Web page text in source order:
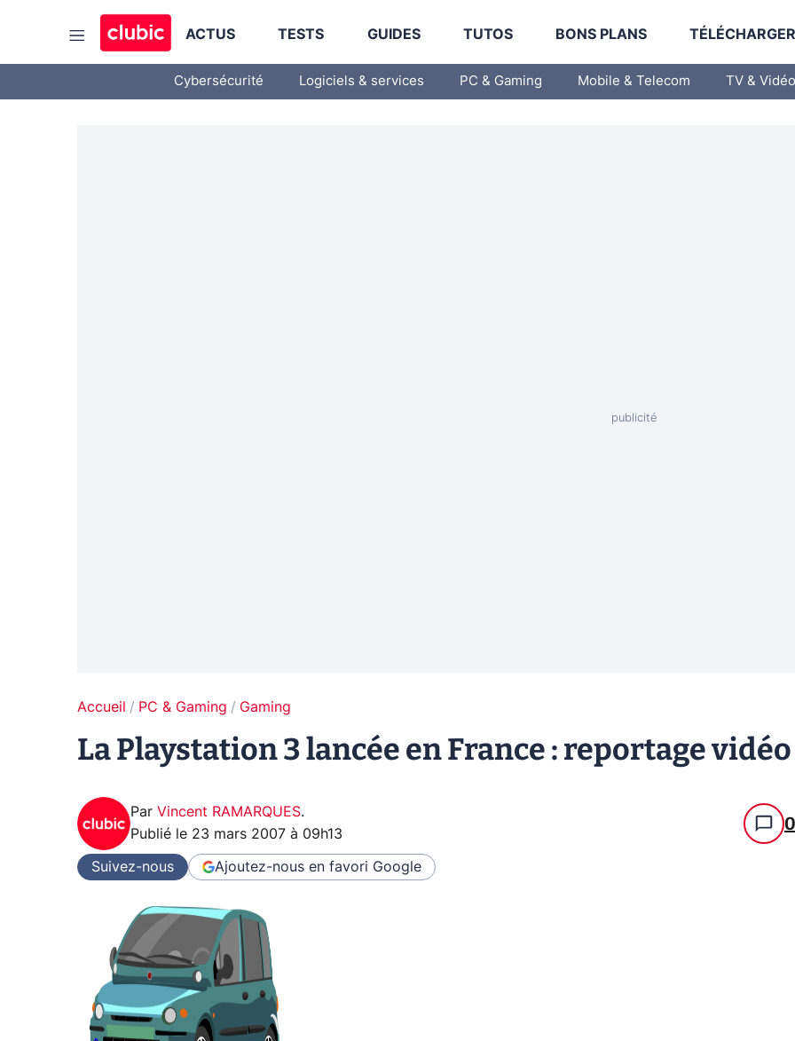
ACTUS TESTS GUIDES TUTOS BONS PLANS
Cybersécurité Logiciels & services PC & Gaming Mobile & Telecom TV & Vidéo
Accueil PC & Gaming Gaming
La Playstation 3 lancée en France : reportage vidéo
Par Vincent RAMARQUES.
Publié le 23 mars 2007 à 09h13 0
Suivez-nous Ajoutez-nous en favori Google